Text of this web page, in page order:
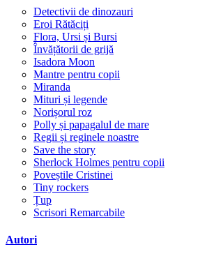
Detectivii de dinozauri
Eroi Rătăciți
Flora, Ursi și Bursi
Învățătorii de grijă
Isadora Moon
Mantre pentru copii
Miranda
Mituri și legende
Norișorul roz
Polly și papagalul de mare
Regii și reginele noastre
Save the story
Sherlock Holmes pentru copii
Poveștile Cristinei
Tiny rockers
Țup
Scrisori Remarcabile
Autori